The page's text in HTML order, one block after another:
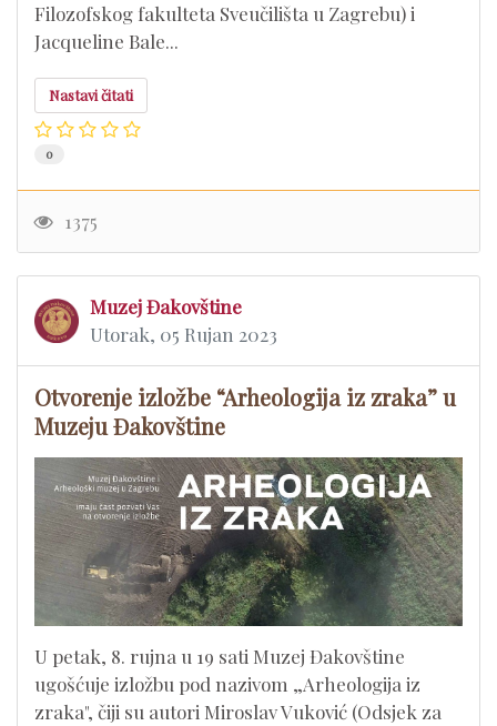
Filozofskog fakulteta Sveučilišta u Zagrebu) i
Jacqueline Bale...
Nastavi čitati
0
1375
Muzej Đakovštine
Utorak, 05 Rujan 2023
Otvorenje izložbe “Arheologija iz zraka” u
Muzeju Đakovštine
U petak, 8. rujna u 19 sati Muzej Đakovštine
ugošćuje izložbu pod nazivom „Arheologija iz
zraka", čiji su autori Miroslav Vuković (Odsjek za